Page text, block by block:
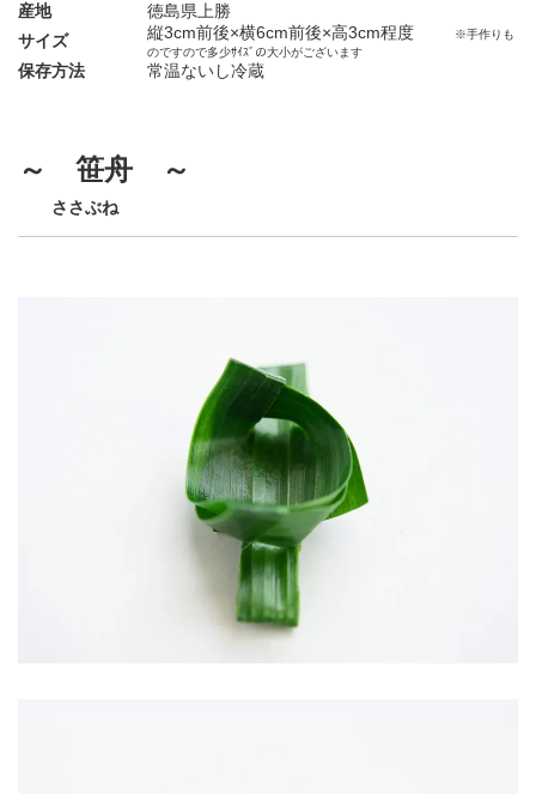
産地
徳島県上勝
サイズ
縦3cm前後×横6cm前後×高3cm程度
※手作りも
のですので多少ｻｲｽﾞの大小がございます
保存方法 常温ないし冷蔵
～ 笹舟 ～
ささぶね